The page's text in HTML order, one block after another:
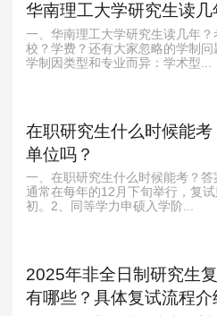
华南理工大学研究生读几
一、华南理工大学研究生读几年
校？学费？还有大家忽略的学制
学制因类型和专业而异：‌‌学术型...
在职研究生什么时候能
单位吗？
一、在职研究生什么时候能考？
通常在每年的12月下旬举行，复
初。2、同等学力申硕入学阶...
2025年非全日制研究生
有哪些？具体复试流程介